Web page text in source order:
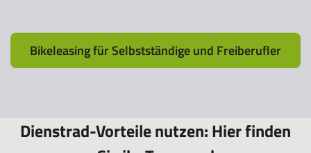
Bikeleasing für Selbstständige und Freiberufler
Dienstrad-Vorteile nutzen: Hier finden